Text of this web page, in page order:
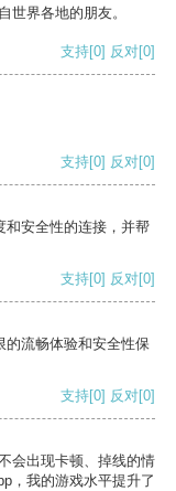
世界各地的朋友。
支持[0] 反对[0]
支持[0] 反对[0]
和安全性的连接，并帮
支持[0] 反对[0]
的流畅体验和安全性保
支持[0] 反对[0]
会出现卡顿、掉线的情
，我的游戏水平提升了